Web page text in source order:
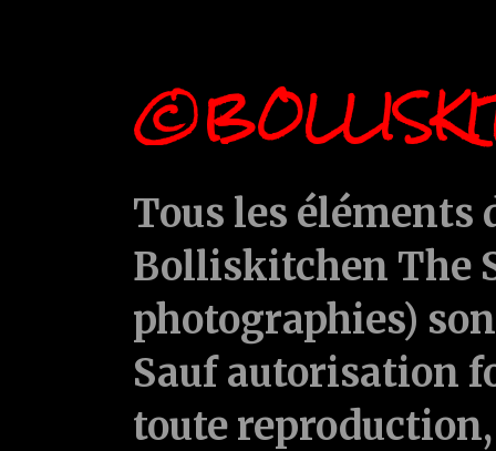
Tous les
Bolliskitchen The
photographies)
Sauf autorisation
toute